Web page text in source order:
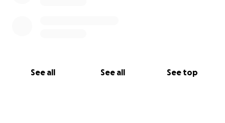
See all See all See top